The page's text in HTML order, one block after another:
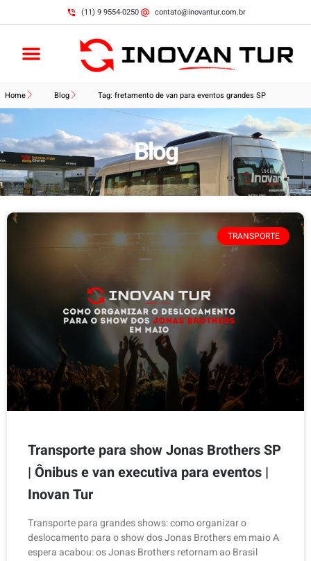
(11) 9 9554-0250 contato@inovantur.com.br
Home Blog Tag: fretamento de van para eventos grandes SP
Blog
TRANSPORTE
Transporte para show Jonas Brothers SP
| Ônibus e van executiva para eventos |
Inovan Tur
Transporte para grandes shows: como organizar o
deslocamento para o show dos Jonas Brothers em maio A
espera acabou: os Jonas Brothers retornam ao Brasil